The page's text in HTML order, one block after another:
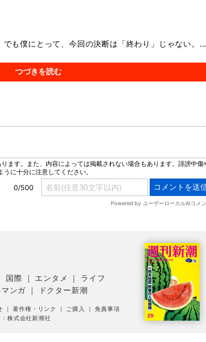
でも僕にとって、今回の決断は「終わり」じゃない。...
つづきを読む
国際 エンタメ
ライフ
ンガ ドクター新潮
｜著作権・リンク ｜ ご購入 ｜免責事項
株式会社新潮社